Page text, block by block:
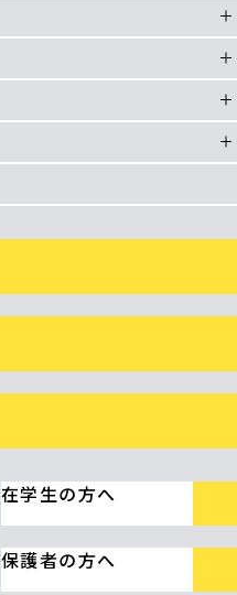
在学生の方へ
保護者の方へ